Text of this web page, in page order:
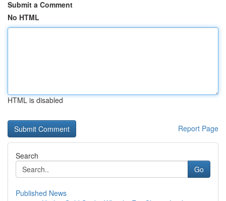
Submit a Comment
No HTML
HTML is disabled
Report Page
Search
Go
Published News